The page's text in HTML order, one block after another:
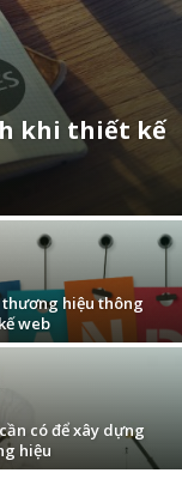
khi thiết kế
hiệu thông
web
có để xây dựng
hiệu